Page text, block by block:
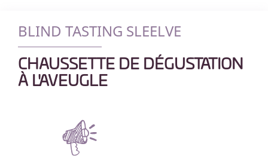
BLIND TASTING SLEELVE
CHAUSSETTE DE DÉGUSTATION
À L'AVEUGLE